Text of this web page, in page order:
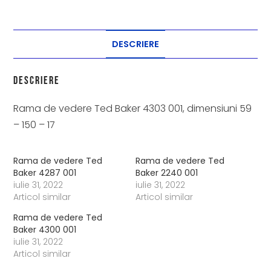
DESCRIERE
Descriere
Rama de vedere Ted Baker 4303 001, dimensiuni 59
– 150 – 17
Rama de vedere Ted
Baker 4287 001
iulie 31, 2022
Articol similar
Rama de vedere Ted
Baker 2240 001
iulie 31, 2022
Articol similar
Rama de vedere Ted
Baker 4300 001
iulie 31, 2022
Articol similar